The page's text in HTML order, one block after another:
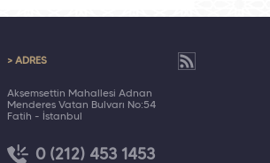
> ADRES
Akşemsettin Mahallesi Adnan
Menderes Vatan Bulvarı No:54
Fatih - İstanbul
0 (212) 453 1453